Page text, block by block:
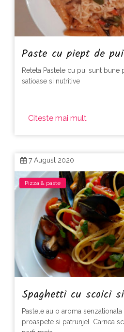
Paste cu piept de pui
Reteta Pastele cu pui sunt bune
satioase si nutritive
Citeste mai mult
7 August 2020
Pizza & paste
Spaghetti cu scoici
Pastele au o aroma
proaspete si patrunjel. Carnea